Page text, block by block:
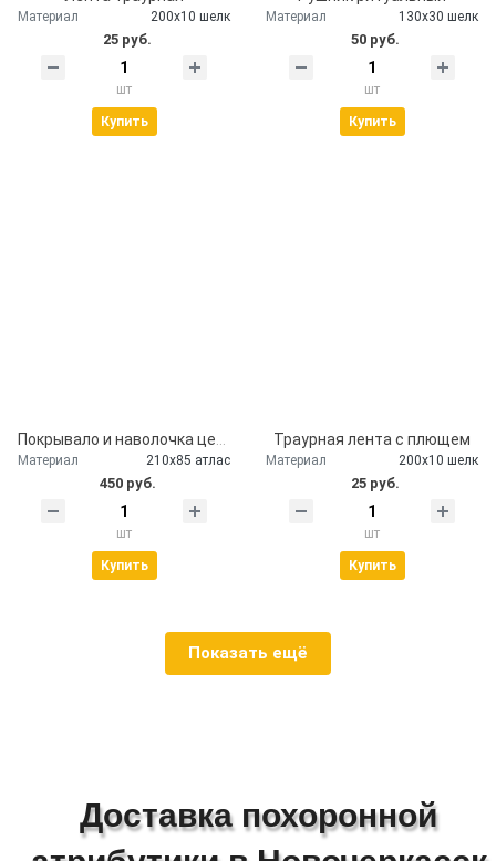
Материал 200х10 шелк
25 руб.
шт
Купить
Материал 130х30 шелк
50 руб.
шт
Купить
Материал 210х85 атлас
450 руб.
шт
Купить
Траурная лента с плющем
Материал 200х10 шелк
25 руб.
шт
Купить
Показать ещё
Доставка похоронной